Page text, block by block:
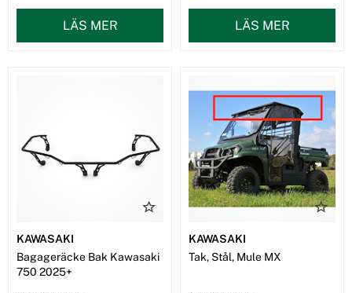
LÄS MER LÄS MER
KAWASAKI
Bagageräcke Bak Kawasaki
750 2025+
KAWASAKI
Tak, Stål, Mule MX